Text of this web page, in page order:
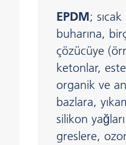
EPDM;
buharına,
çözücüye
ketonlar,
organik ve
bazlara,
silikon
greslere,